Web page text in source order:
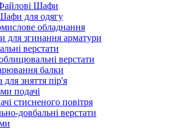
Шафи
для одягу
обладнання
для згинання арматури
верстати
верстати
балки
зняття пір'я
подачі
стисненого повітря
довбальні верстати